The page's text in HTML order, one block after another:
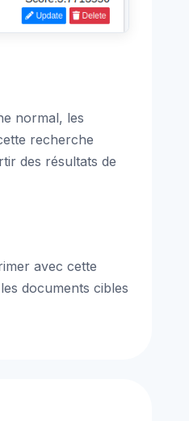
normal, les
recherche
des résultats de
avec cette
documents cibles